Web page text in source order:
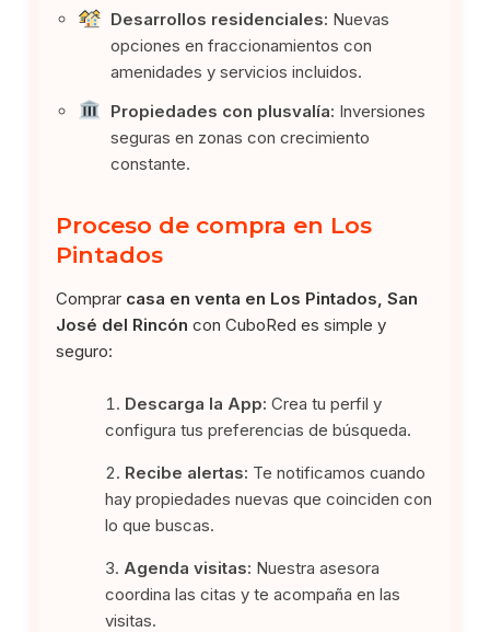
Desarrollos residenciales: Nuevas
opciones en fraccionamientos con
amenidades y servicios incluidos.
Propiedades con plusvalía: Inversiones
seguras en zonas con crecimiento
constante.
Proceso de compra en Los
Pintados
Comprar casa en venta en Los Pintados, San
José del Rincón con CuboRed es simple y
seguro:
Descarga la App: Crea tu perfil y
configura tus preferencias de búsqueda.
Recibe alertas: Te notificamos cuando
hay propiedades nuevas que coinciden con
lo que buscas.
Agenda visitas: Nuestra asesora
coordina las citas y te acompaña en las
visitas.